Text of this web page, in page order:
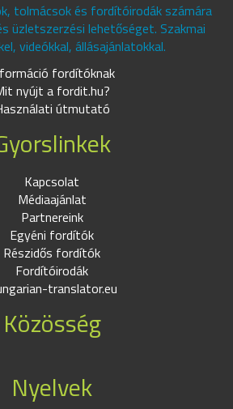
tolmácsok és fordítóirodák számára
üzletszerzési lehetőséget. Szakmai
videókkal, állásajánlatokkal.
fordítóknak
nyújt a fordit.hu?
útmutató
Kapcsolat
Médiaajánlat
Partnereink
Egyéni fordítók
Részidős fordítók
Fordítóirodák
translator.eu
Közösség
Nyelvek